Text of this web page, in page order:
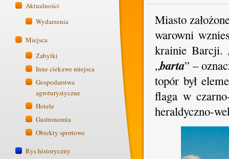
Aktualności
Wydarzenia
Miejsca
Zabytki
Inne ciekawe miejsca
Gospodarstwa
agroturystyczne
Hotele
Gastronomia
Obiekty sportowe
Rys historyczny
Miasto
warowni
krainie Barcji.
„barta” –
topór był
flaga w
heraldyczno-